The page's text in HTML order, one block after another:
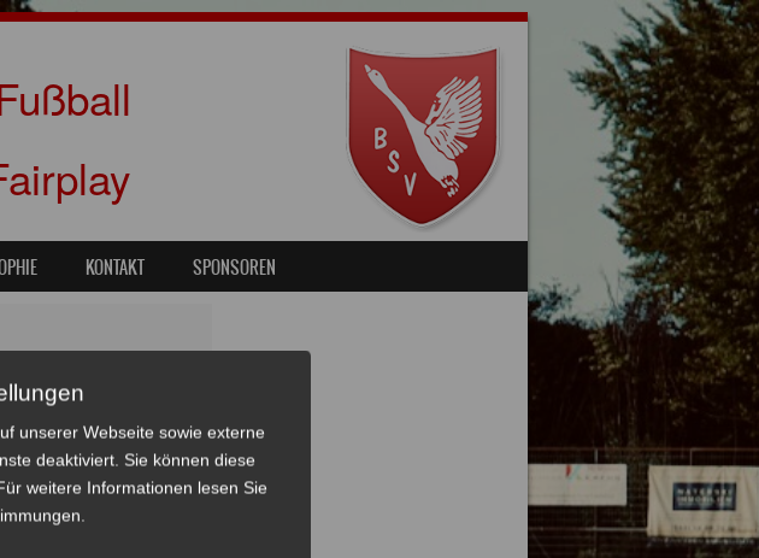
KONTAKT SPONSOREN
unserer Webseite sowie externe
deaktiviert. Sie können diese
weitere Informationen lesen Sie